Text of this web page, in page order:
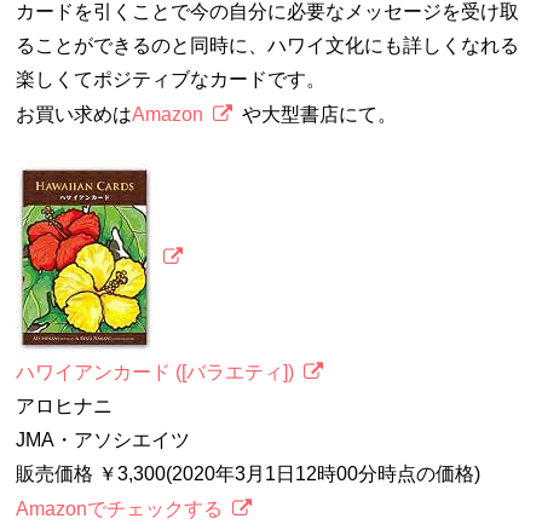
カードを引くことで今の自分に必要なメッセージを受け取
ることができるのと同時に、ハワイ文化にも詳しくなれる
楽しくてポジティブなカードです。
お買い求めはAmazon や大型書店にて。
ハワイアンカード ([バラエティ])
アロヒナニ
JMA・アソシエイツ
販売価格 ￥3,300(2020年3月1日12時00分時点の価格)
Amazonでチェックする